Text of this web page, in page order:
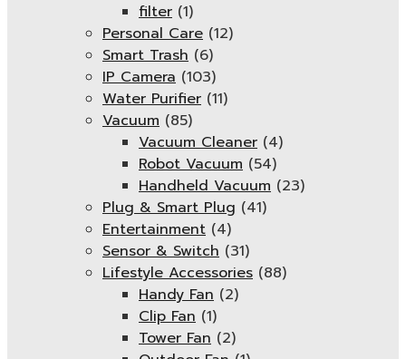
filter (1)
Personal Care (12)
Smart Trash (6)
IP Camera (103)
Water Purifier (11)
Vacuum (85)
Vacuum Cleaner (4)
Robot Vacuum (54)
Handheld Vacuum (23)
Plug & Smart Plug (41)
Entertainment (4)
Sensor & Switch (31)
Lifestyle Accessories (88)
Handy Fan (2)
Clip Fan (1)
Tower Fan (2)